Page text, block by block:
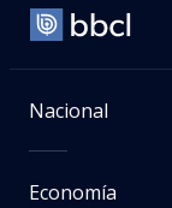
Nacional
Economía